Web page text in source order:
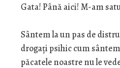
Gata! Până aici! M-am
Sântem la un pas de
drogați psihic cum
păcatele noastre nu le